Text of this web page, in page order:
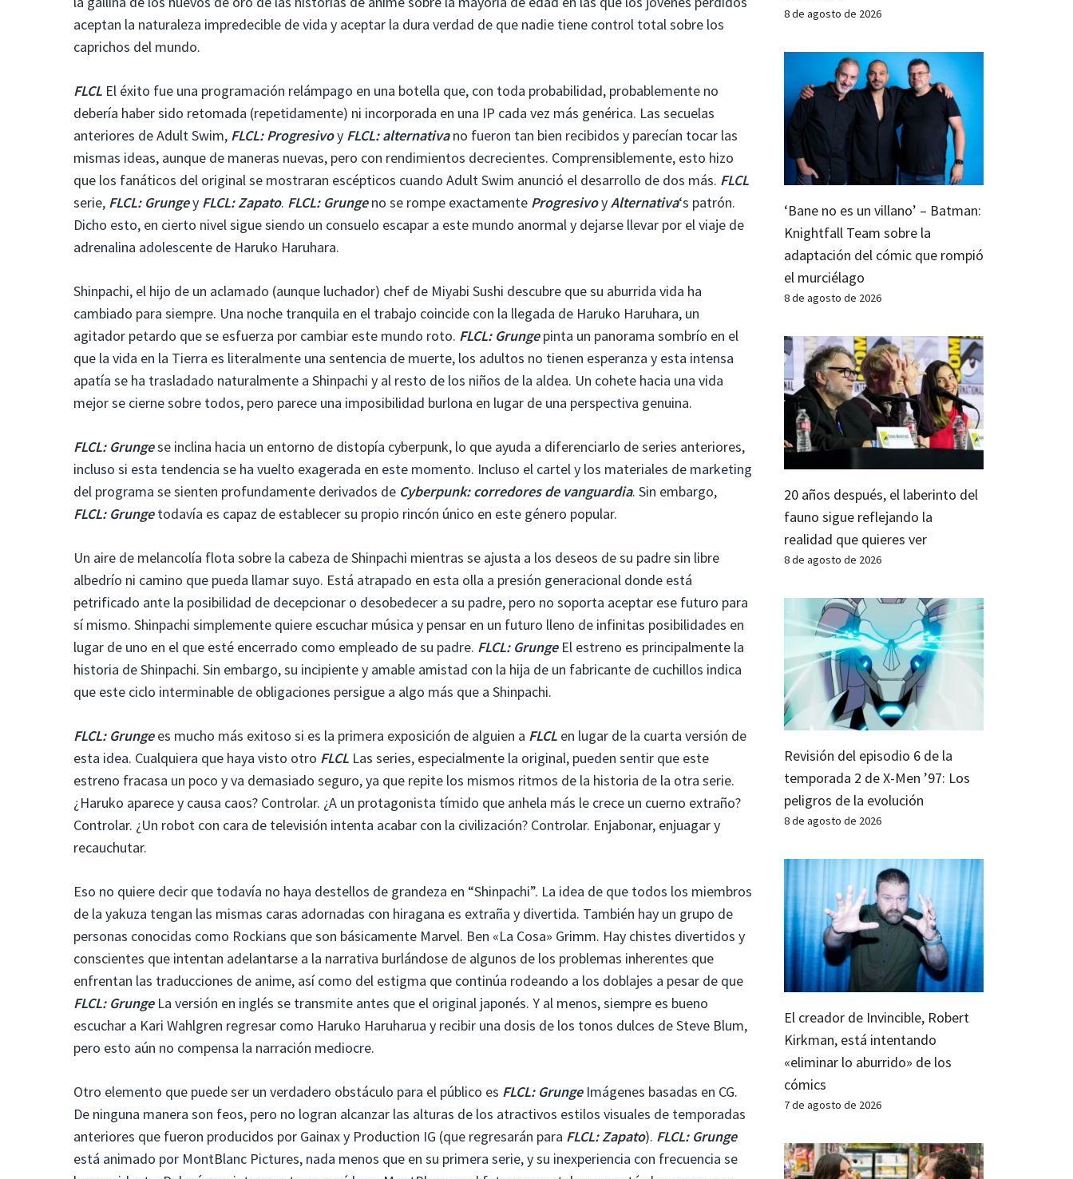
aceptan la naturaleza impredecible de vida y aceptar la dura verdad de que nadie tiene control total sobre los
caprichos del mundo.
FLCL El éxito fue una programación relámpago en una botella que, con toda probabilidad, probablemente no
debería haber sido retomada (repetidamente) ni incorporada en una IP cada vez más genérica. Las secuelas
anteriores de Adult Swim, FLCL: Progresivoy FLCL: alternativano fueron tan bien recibidos y parecían tocar las
mismas ideas, aunque de maneras nuevas, pero con rendimientos decrecientes. Comprensiblemente, esto hizo
que los fanáticos del original se mostraran escépticos cuando Adult Swim anunció el desarrollo de dos más. FLCL
serie, FLCL: Grungey FLCL: Zapato. FLCL: Grungeno se rompe exactamente ProgresivoyAlternativa‘s patrón.
Dicho esto, en cierto nivel sigue siendo un consuelo escapar a este mundo anormal y dejarse llevar por el viaje de
adrenalina adolescente de Haruko Haruhara.
Shinpachi, el hijo de un aclamado (aunque luchador) chef de Miyabi Sushi descubre que su aburrida vida ha
cambiado para siempre. Una noche tranquila en el trabajo coincide con la llegada de Haruko Haruhara, un
agitador petardo que se esfuerza por cambiar este mundo roto. FLCL: Grungepinta un panorama sombrío en el
que la vida en la Tierra es literalmente una sentencia de muerte, los adultos no tienen esperanza y esta intensa
apatía se ha trasladado naturalmente a Shinpachi y al resto de los niños de la aldea. Un cohete hacia una vida
mejor se cierne sobre todos, pero parece una imposibilidad burlona en lugar de una perspectiva genuina.
FLCL: Grungese inclina hacia un entorno de distopía cyberpunk, lo que ayuda a diferenciarlo de series anteriores,
incluso si esta tendencia se ha vuelto exagerada en este momento. Incluso el cartel y los materiales de marketing
del programa se sienten profundamente derivados de Cyberpunk: corredores de vanguardia. Sin embargo,
FLCL: Grungetodavía es capaz de establecer su propio rincón único en este género popular.
Un aire de melancolía flota sobre la cabeza de Shinpachi mientras se ajusta a los deseos de su padre sin libre
albedrío ni camino que pueda llamar suyo. Está atrapado en esta olla a presión generacional donde está
petrificado ante la posibilidad de decepcionar o desobedecer a su padre, pero no soporta aceptar ese futuro para
sí mismo. Shinpachi simplemente quiere escuchar música y pensar en un futuro lleno de infinitas posibilidades en
lugar de uno en el que esté encerrado como empleado de su padre. FLCL: Grunge El estreno es principalmente la
historia de Shinpachi. Sin embargo, su incipiente y amable amistad con la hija de un fabricante de cuchillos indica
que este ciclo interminable de obligaciones persigue a algo más que a Shinpachi.
FLCL: Grungees mucho más exitoso si es la primera exposición de alguien a FLCL en lugar de la cuarta versión de
esta idea. Cualquiera que haya visto otro FLCL Las series, especialmente la original, pueden sentir que este
estreno fracasa un poco y va demasiado seguro, ya que repite los mismos ritmos de la historia de la otra serie.
¿Haruko aparece y causa caos? Controlar. ¿A un protagonista tímido que anhela más le crece un cuerno extraño?
Controlar. ¿Un robot con cara de televisión intenta acabar con la civilización? Controlar. Enjabonar, enjuagar y
recauchutar.
Eso no quiere decir que todavía no haya destellos de grandeza en “Shinpachi”. La idea de que todos los miembros
de la yakuza tengan las mismas caras adornadas con hiragana es extraña y divertida. También hay un grupo de
personas conocidas como Rockians que son básicamente Marvel. Ben «La Cosa» Grimm. Hay chistes divertidos y
conscientes que intentan adelantarse a la narrativa burlándose de algunos de los problemas inherentes que
enfrentan las traducciones de anime, así como del estigma que continúa rodeando a los doblajes a pesar de que
FLCL: Grunge La versión en inglés se transmite antes que el original japonés. Y al menos, siempre es bueno
escuchar a Kari Wahlgren regresar como Haruko Haruharua y recibir una dosis de los tonos dulces de Steve Blum,
pero esto aún no compensa la narración mediocre.
Otro elemento que puede ser un verdadero obstáculo para el público es FLCL: Grunge Imágenes basadas en CG.
De ninguna manera son feos, pero no logran alcanzar las alturas de los atractivos estilos visuales de temporadas
anteriores que fueron producidos por Gainax y Production IG (que regresarán para FLCL: Zapato). FLCL: Grunge
está animado por MontBlanc Pictures, nada menos que en su primera serie, y su inexperiencia con frecuencia se
8 de agosto de 2026
‘Bane no es un villano’ – Batman:
Knightfall Team sobre la
adaptación del cómic que rompió
el murciélago
8 de agosto de 2026
20 años después, el laberinto del
fauno sigue reflejando la
realidad que quieres ver
8 de agosto de 2026
Revisión del episodio 6 de la
temporada 2 de X-Men ’97: Los
peligros de la evolución
8 de agosto de 2026
El creador de Invincible, Robert
Kirkman, está intentando
«eliminar lo aburrido» de los
cómics
7 de agosto de 2026